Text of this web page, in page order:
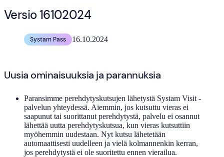
Versio 16102024
Systam Pass 16.10.2024
Uusia ominaisuuksia ja parannuksia
Paransimme perehdytyskutsujen lähetystä Systam Visit -
palvelun yhteydessä. Aiemmin, jos kutsuttu vieras ei
saapunut tai suorittanut perehdytystä, palvelu ei osannut
lähettää uutta perehdytyskutsua, kun vieras kutsuttiin
myöhemmin uudestaan. Nyt kutsu lähetetään
automaattisesti uudelleen ja vielä kolmannenkin kerran,
jos perehdytystä ei ole suoritettu ennen vierailua.